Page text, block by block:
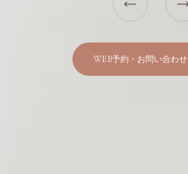
WEB予約・お問い合わせ